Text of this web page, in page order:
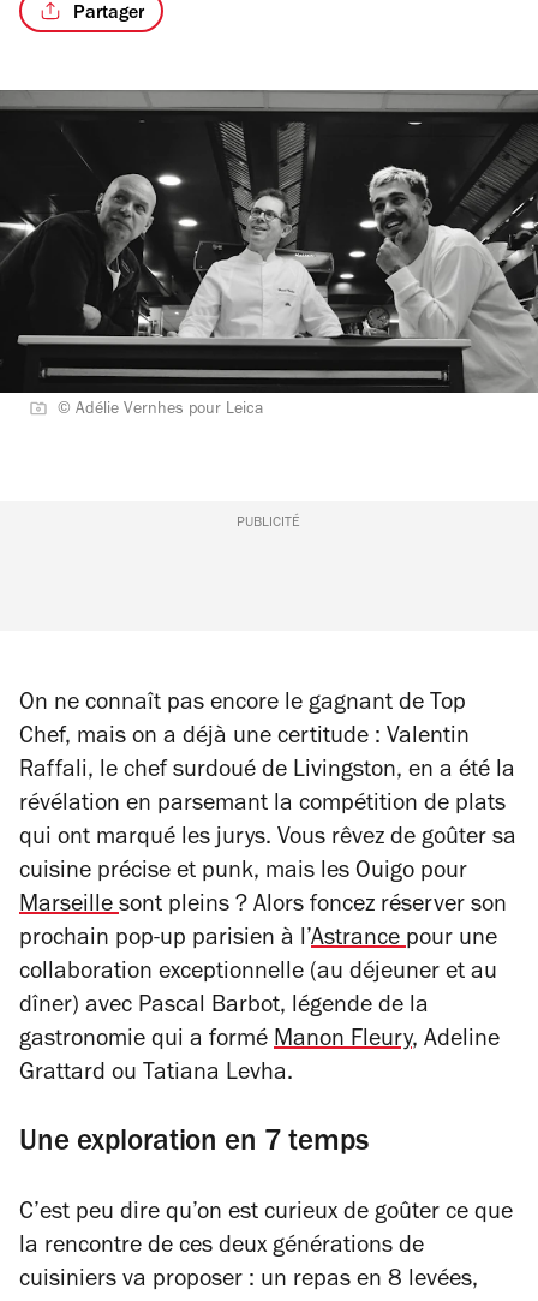
Partager
© Adélie Vernhes pour Leica
PUBLICITÉ
On ne connaît pas encore le gagnant de Top
Chef, mais on a déjà une certitude : Valentin
Raffali, le chef surdoué de Livingston, en a été la
révélation en parsemant la compétition de plats
qui ont marqué les jurys. Vous rêvez de goûter sa
cuisine précise et punk, mais les Ouigo pour
Marseillesont pleins ? Alors foncez réserver son
prochain pop-up parisien à l’Astrancepour une
collaboration exceptionnelle (au déjeuner et au
dîner) avec Pascal Barbot, légende de la
gastronomie qui a formé Manon Fleury, Adeline
Grattard ou Tatiana Levha.
Une exploration en 7 temps
C’est peu dire qu’on est curieux de goûter ce que
la rencontre de ces deux générations de
cuisiniers va proposer : un repas en 8 levées,